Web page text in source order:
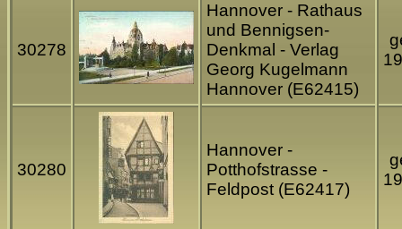
30278
Hannover - Rathaus
und Bennigsen-
Denkmal - Verlag
Georg Kugelmann
Hannover (E62415)
30280
Hannover -
Potthofstrasse -
Feldpost (E62417)